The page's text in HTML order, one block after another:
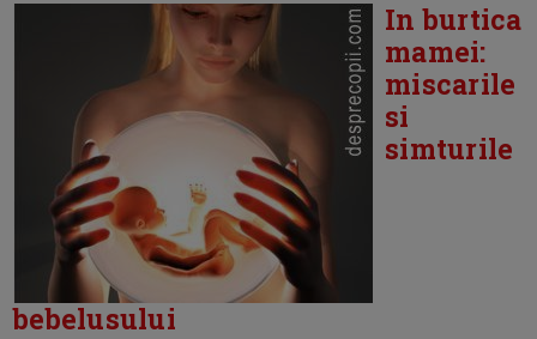
In burtica
mamei:
miscarile
si
simturile
bebelusului